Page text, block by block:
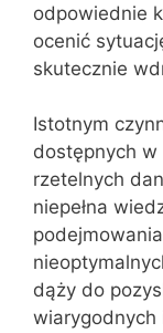
odpowiednie
ocenić
skutecznie
Istotnym
dostępnych w
rzetelnych
niepełna
dąży do
wiarygodnych